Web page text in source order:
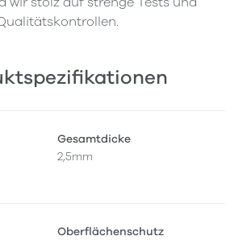
Gesamtdicke
2,5mm
Oberflächenschutz